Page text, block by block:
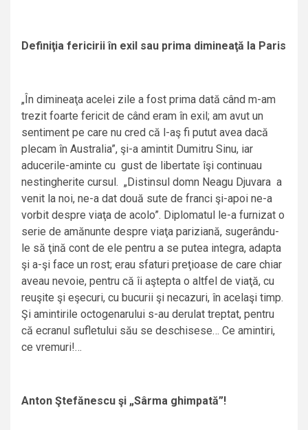
Definiţia fericirii în exil sau prima dimineaţă la Paris
„În dimineaţa acelei zile a fost prima dată când m-am
trezit foarte fericit de când eram în exil; am avut un
sentiment pe care nu cred că l-aş fi putut avea dacă
plecam în Australia”, şi-a amintit Dumitru Sinu, iar
aducerile-aminte cu gust de libertate îşi continuau
nestingherite cursul. „Distinsul domn Neagu Djuvara a
venit la noi, ne-a dat două sute de franci şi-apoi ne-a
vorbit despre viaţa de acolo”. Diplomatul le-a furnizat o
serie de amănunte despre viaţa pariziană, sugerându-
le să ţină cont de ele pentru a se putea integra, adapta
şi a-şi face un rost; erau sfaturi preţioase de care chiar
aveau nevoie, pentru că îi aştepta o altfel de viaţă, cu
reuşite şi eşecuri, cu bucurii şi necazuri, în acelaşi timp.
Şi amintirile octogenarului s-au derulat treptat, pentru
că ecranul sufletului său se deschisese… Ce amintiri,
ce vremuri!…
Anton Ştefănescu şi „Sârma ghimpată”!